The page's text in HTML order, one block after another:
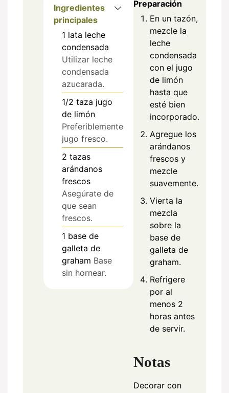
Ingredientes
principales
1 lata leche
condensada
Utilizar leche
condensada
azucarada.
1/2 taza jugo
de limón
Preferiblemente
jugo fresco.
2 tazas
arándanos
frescos
Asegúrate de
que sean
frescos.
1 base de
galleta de
graham Base
sin hornear.
Preparación
En un tazón,
mezcle la
leche
condensada
con el jugo
de limón
hasta que
esté bien
incorporado.
Agregue los
arándanos
frescos y
mezcle
suavemente.
Vierta la
mezcla
sobre la
base de
galleta de
graham.
Refrigere
por al
menos 2
horas antes
de servir.
Notas
Decorar con